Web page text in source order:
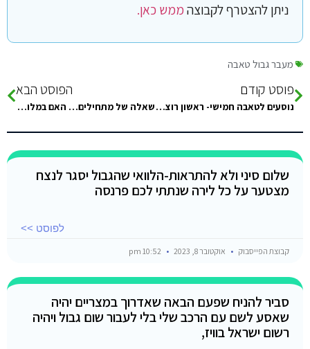
ניתן להצטרף לקבוצהממש כאן.
מעבר גבול טאבה
פוסט קודם
נוסעים לטאבה חמישי- ראשון רוצים גם לעשות טיול של טרקטורונים בדהב ואולי גם שייט ושנורקל כמה דולרים לדעתכם בערך יספיק…
הפוסט הבא
שאלה של מתחילים… האם במלונות בסיני באופן כללי צריך 18 בשביל צ'ק אין (יודע שבארץ צריך ואנחנו רוצים לרדת כמה חבר'ה…
שלום סיני ולא להתראות-הלוואי שהגבול יסגר לנצח
מצטער על כל לירה שנתתי לכם פרנסה
לפוסט >>
קבוצת הפייסבוק אוקטובר 8, 2023
סביר להניח שפעם הבאה שאדרוך במצריים יהיה
שאסע לשם עם הרכב שלי בלי לעבור שום גבול ויהיה
רשום ישראל בוויז,